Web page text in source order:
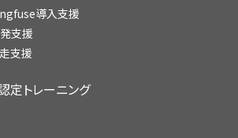
導入支援
支援
支援
トレーニング